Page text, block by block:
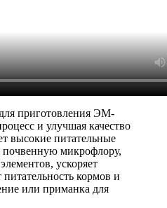
приготовления ЭМ-
и улучшая качество
высокие питательные
почвенную микрофлору,
ускоряет
кормов и
или приманка для